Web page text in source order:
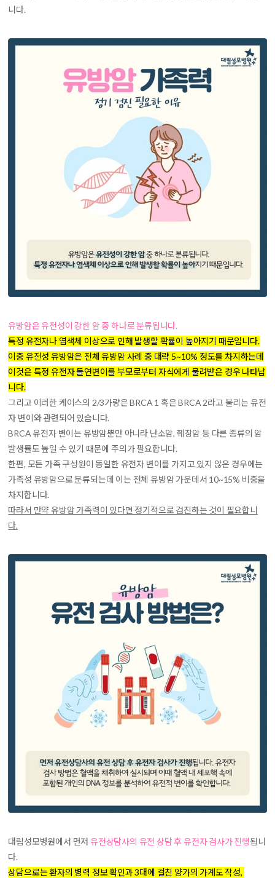
니다.
유방암은 유전성이 강한 암 중 하나로 분류됩니다.
특정 유전자나 염색체 이상으로 인해 발생할 확률이 높아지기 때문입니다.
이중 유전성 유방암은 전체 유방암 사례 중 대략 5~10% 정도를 차지하는데
이것은 특정 유전자 돌연변이를 부모로부터 자식에게 물려받은 경우 나타납
니다.
그리고 이러한 케이스의 2/3가량은 BRCA 1 혹은 BRCA 2라고 불리는 유전
자 변이와 관련되어 있습니다.
BRCA 유전자 변이는 유방암뿐만 아니라 난소암, 췌장암 등 다른 종류의 암
발생률도 높일 수 있기 때문에 주의가 필요합니다.
한편, 모든 가족 구성원이 동일한 유전자 변이를 가지고 있지 않은 경우에는
가족성 유방암으로 분류되는데 이는 전체 유방암 가운데서 10~15% 비중을
차지합니다.
따라서 만약 유방암 가족력이 있다면 정기적으로 검진하는 것이 필요합니
다.
대림성모병원에서 먼저 유전상담사의 유전 상담 후 유전자 검사가 진행됩니
다.
상담으로는 환자의 병력 정보 확인과 3대에 걸친 양가의 가계도 작성,